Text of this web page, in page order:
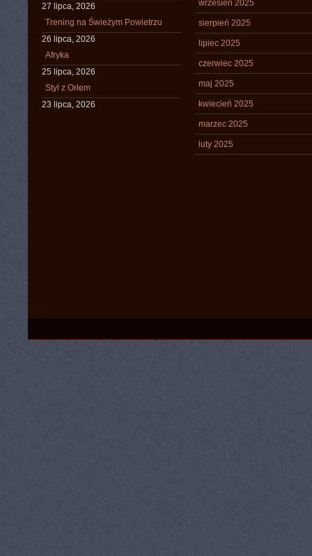
27 lipca, 2026
Trening na Świeżym Powietrzu
26 lipca, 2026
Afryka
25 lipca, 2026
Styl z Orłem
23 lipca, 2026
wrzesień 2025
sierpień 2025
lipiec 2025
czerwiec 2025
maj 2025
kwiecień 2025
marzec 2025
luty 2025